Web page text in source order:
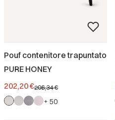
Pouf contenitore trapuntato
PURE HONEY
Prezzo promozionale
202,20 €206,34 €
+ 50